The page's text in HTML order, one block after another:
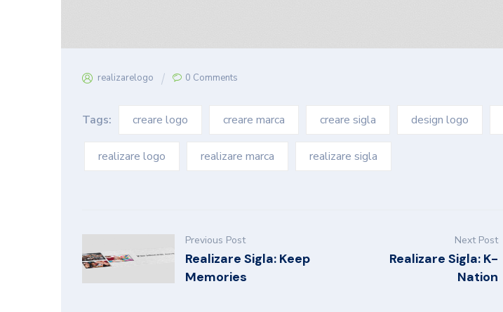
realizarelogo 0 Comments
Tags: creare logo creare marca creare sigla design logo
realizare logo realizare marca realizare sigla
Previous Post
Realizare Sigla: Keep
Memories
Next Post
Realizare Sigla: K-
Nation